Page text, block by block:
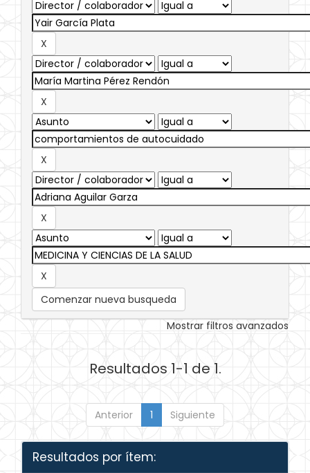
Comenzar nueva busqueda
Mostrar filtros avanzados
Resultados 1-1 de 1.
Anterior 1 Siguiente
Resultados por ítem: